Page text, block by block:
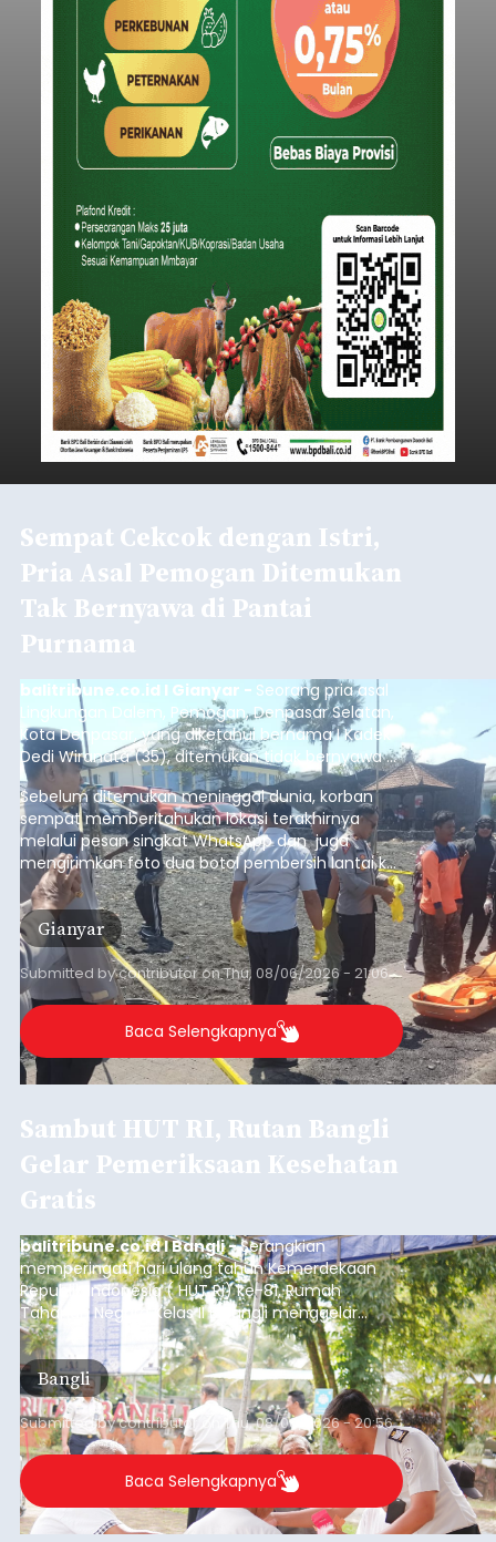
Sempat Cekcok dengan Istri,
Pria Asal Pemogan Ditemukan
Tak Bernyawa di Pantai
Purnama
balitribune.co.id I Gianyar - Seorang pria asal
Lingkungan Dalem, Pemogan, Denpasar Selatan,
Kota Denpasar, yang diketahui bernama I Kadek
Dedi Wiranata (35), ditemukan tidak bernyawa di
pesisir Pantai Purnama, Sukawati.
Sebelum ditemukan meninggal dunia, korban
sempat memberitahukan lokasi terakhirnya
melalui pesan singkat WhatsApp dan juga
mengirimkan foto dua botol pembersih lantai ke
istrinya.
Gianyar
Submitted bycontributoronThu, 08/06/2026 - 21:06
Baca Selengkapnya
Sambut HUT RI, Rutan Bangli
Gelar Pemeriksaan Kesehatan
Gratis
balitribune.co.id I Bangli -Serangkian
memperingati hari ulang tahun Kemerdekaan
Republik Indonesia ( HUT RI) ke-81, Rumah
Tahanan Negara Kelas II B Bangli menggelar
kegiatan pemeriksaan kesehatan gratis, Rabu
(6/8/2026).
Bangli
Submitted bycontributor Thu, 08/06/2026 - 20:56
Baca Selengkapnya